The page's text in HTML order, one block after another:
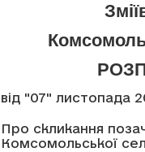
від "07" листопада
Про скликання
Комсомольської